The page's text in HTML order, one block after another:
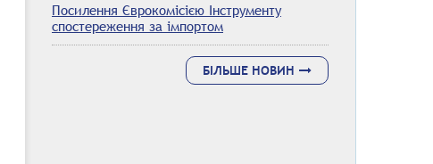
Посилення Єврокомісією Інструменту
спостереження за імпортом
БІЛЬШЕ НОВИН